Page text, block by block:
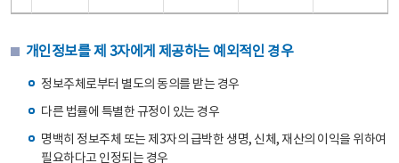
개인정보를 제 3자에게 제공하는 예외적인 경우
정보주체로부터 별도의 동의를 받는 경우
다른 법률에 특별한 규정이 있는 경우
명백히 정보주체 또는 제3자의 급박한 생명, 신체, 재산의 이익을 위하여
필요하다고 인정되는 경우